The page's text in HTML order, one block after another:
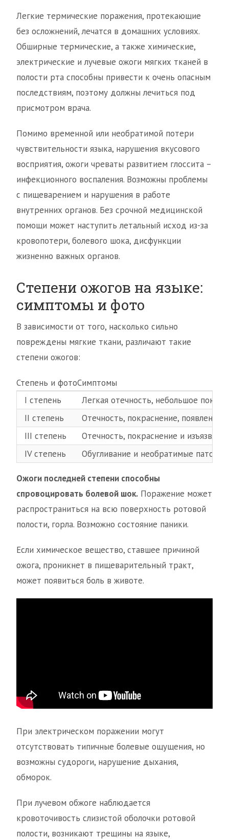
Легкие термические поражения, протекающие
без осложнений, лечатся в домашних условиях.
Обширные термические, а также химические,
электрические и лучевые ожоги мягких тканей в
полости рта способны привести к очень опасным
последствиям, поэтому должны лечиться под
присмотром врача.
Помимо временной или необратимой потери
чувствительности языка, нарушения вкусового
восприятия, ожоги чреваты развитием глоссита –
инфекционного воспаления. Возможны проблемы
с пищеварением и нарушения в работе
внутренних органов. Без срочной медицинской
помощи может наступить летальный исход из-за
кровопотери, болевого шока, дисфункции
жизненно важных органов.
Степени ожогов на языке:
симптомы и фото
В зависимости от того, насколько сильно
повреждены мягкие ткани, различают такие
степени ожогов:
Степень и фотоСимптомы
I степень
Легкая отечность, небольшое
II степень
Отечность, покраснение,
III степень
Отечность, покраснение и
IV степень
Обугливание и необратимые
Ожоги последней степени способны
спровоцировать болевой шок. Поражение может
распространиться на всю поверхность ротовой
полости, горла. Возможно состояние паники.
Если химическое вещество, ставшее причиной
ожога, проникнет в пищеварительный тракт,
может появиться боль в животе.
При электрическом поражении могут
отсутствовать типичные болевые ощущения, но
возможны судороги, нарушение дыхания,
обморок.
При лучевом обжоге наблюдается
кровоточивость слизистой оболочки ротовой
полости, возникают трещины на языке,